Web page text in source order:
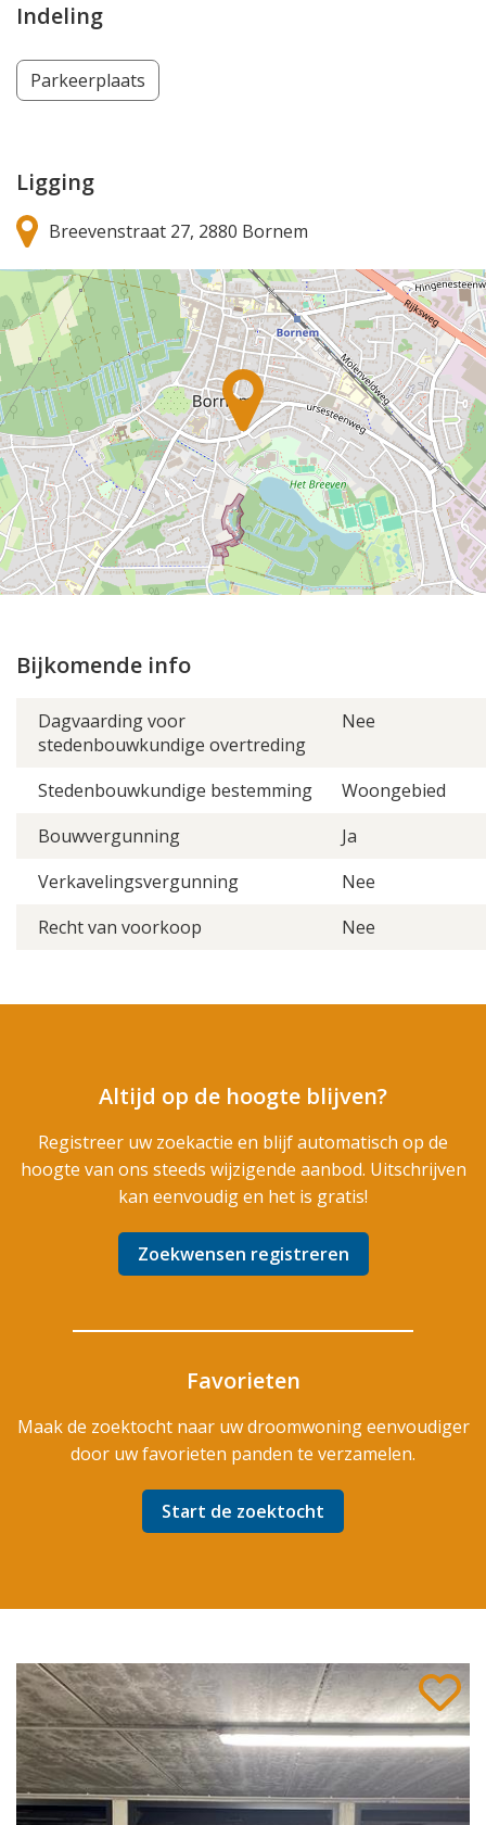
Indeling
Parkeerplaats
Ligging
Breevenstraat 27, 2880 Bornem
©OpenStreetMapcontributors.
Bijkomende info
Dagvaarding voor
stedenbouwkundige overtreding
Nee
Stedenbouwkundige bestemming
Woongebied
Bouwvergunning
Ja
Verkavelingsvergunning
Nee
Recht van voorkoop
Nee
Altijd op de hoogte blijven?
Registreer uw zoekactie en blijf automatisch op de
hoogte van ons steeds wijzigende aanbod. Uitschrijven
kan eenvoudig en het is gratis!
Zoekwensen registreren
Favorieten
Maak de zoektocht naar uw droomwoning eenvoudiger
door uw favorieten panden te verzamelen.
Start de zoektocht